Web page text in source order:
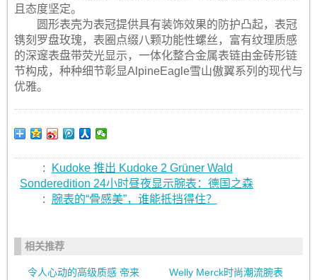
且态度坚定。
圆形表壳为表冠提供具有装饰效果的防护凸起，表冠
镌刻罗盘玫瑰，表圈点缀八颗功能性螺丝，富有纹理质感
的深邃表盘带荧光显示，一体化整合金属表链由金砖形链
节构成，种种细节彰显AlpineEagle雪山傲翼系列的现代与
优雅。
:
Kudoke 推出 Kudoke 2 Grüner Wald
Sonderedition 24小时昼夜显示腕表：德国之森
:
腕表的“骨感美”，谁能抵挡得住？
相关推荐
令人心动的高级质感 帝来
Welly Merck时尚潮流腕表